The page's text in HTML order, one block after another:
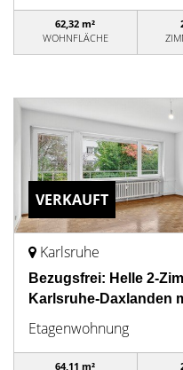
62,32 m²
WOHNFLÄCHE
VERKAUFT
Karlsruhe
Bezugsfrei: Helle 2-
Karlsruhe-Daxlanden
Etagenwohnung
64,11 m²